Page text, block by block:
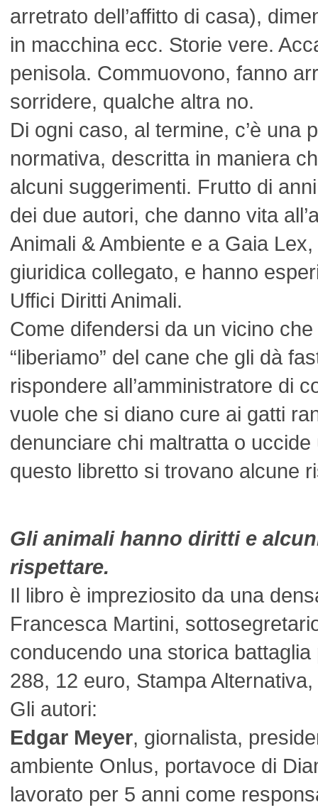
arretrato dell’affitto di casa),
in macchina ecc. Storie vere.
penisola. Commuovono, fanno
sorridere, qualche altra no.
Di ogni caso, al termine, c’è una
normativa, descritta in maniera
alcuni suggerimenti. Frutto di
dei due autori, che danno vita
Animali & Ambiente e a Gaia
giuridica collegato, e hanno
Uffici Diritti Animali.
Come difendersi da un vicino
“liberiamo” del cane che gli dà
rispondere all’amministratore di
vuole che si diano cure ai gatti
denunciare chi maltratta o uccide
questo libretto si trovano alcune
Gli animali hanno diritti e
rispettare.
Il libro è impreziosito da una
Francesca Martini,
conducendo una storica
288, 12 euro, Stampa Alternativa,
Gli autori:
Edgar Meyer, giornalista,
ambiente Onlus, portavoce di
lavorato per 5 anni come